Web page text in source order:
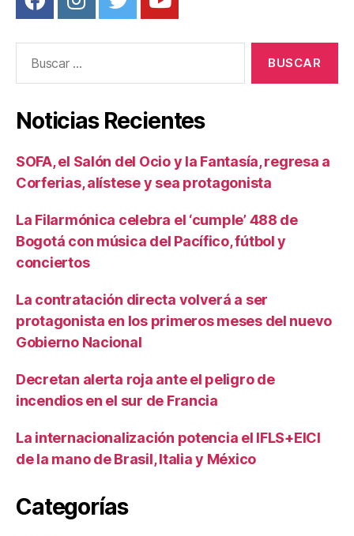
Noticias Recientes
SOFA, el Salón del Ocio y la Fantasía, regresa a
Corferias, alístese y sea protagonista
La Filarmónica celebra el ‘cumple’ 488 de
Bogotá con música del Pacífico, fútbol y
conciertos
La contratación directa volverá a ser
protagonista en los primeros meses del nuevo
Gobierno Nacional
Decretan alerta roja ante el peligro de
incendios en el sur de Francia
La internacionalización potencia el IFLS+EICI
de la mano de Brasil, Italia y México
Categorías